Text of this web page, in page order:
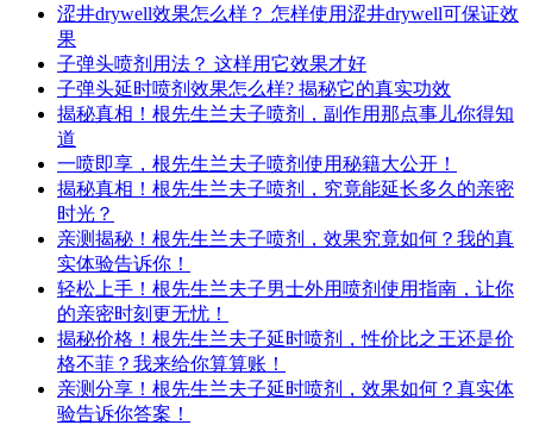
涩井drywell效果怎么样？ 怎样使用涩井drywell可保证效
果
子弹头喷剂用法？ 这样用它效果才好
子弹头延时喷剂效果怎么样? 揭秘它的真实功效
揭秘真相！根先生兰夫子喷剂，副作用那点事儿你得知
道
一喷即享，根先生兰夫子喷剂使用秘籍大公开！
揭秘真相！根先生兰夫子喷剂，究竟能延长多久的亲密
时光？
亲测揭秘！根先生兰夫子喷剂，效果究竟如何？我的真
实体验告诉你！
轻松上手！根先生兰夫子男士外用喷剂使用指南，让你
的亲密时刻更无忧！
揭秘价格！根先生兰夫子延时喷剂，性价比之王还是价
格不菲？我来给你算算账！
亲测分享！根先生兰夫子延时喷剂，效果如何？真实体
验告诉你答案！